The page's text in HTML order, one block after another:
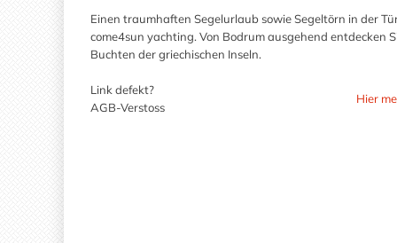
Einen traumhaften Segelurlaub sowie Segeltörn in der
come4sun yachting. Von Bodrum ausgehend entdecken
Buchten der griechischen Inseln.
Link defekt?
AGB-Verstoss
Hier